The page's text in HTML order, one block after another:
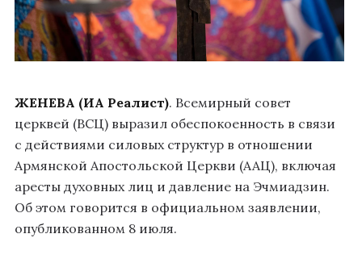
ЖЕНЕВА (ИА Реалист). Всемирный совет
церквей (ВСЦ) выразил обеспокоенность в связи
с действиями силовых структур в отношении
Армянской Апостольской Церкви (ААЦ), включая
аресты духовных лиц и давление на Эчмиадзин.
Об этом говорится в официальном заявлении,
опубликованном 8 июля.